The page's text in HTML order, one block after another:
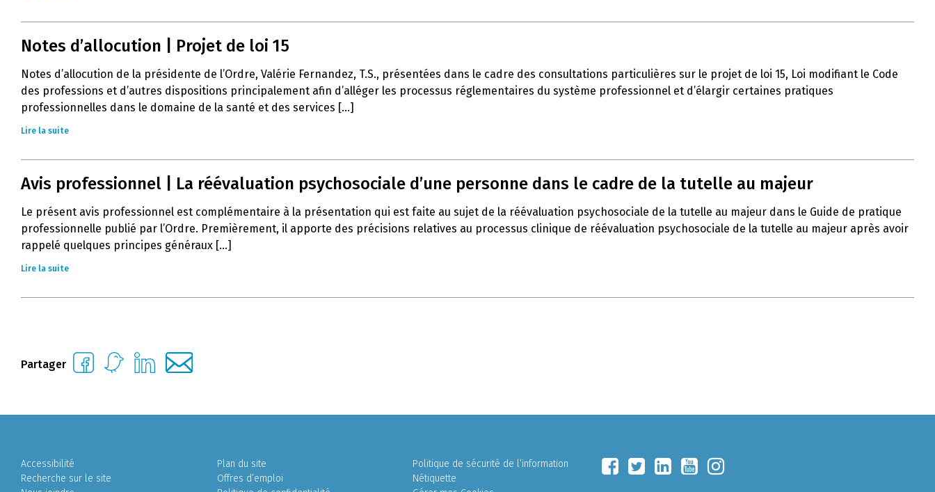
Notes d’allocution | Projet de loi 15
Notes d’allocution de la présidente de l’Ordre, Valérie Fernandez, T.S., présentées dans le cadre des consultations particulières sur le projet de loi 15, Loi modifiant le Code
des professions et d’autres dispositions principalement afin d’alléger les processus réglementaires du système professionnel et d’élargir certaines pratiques
professionnelles dans le domaine de la santé et des services [...]
Lire la suite
Avis professionnel | La réévaluation psychosociale d’une personne dans le cadre de la tutelle au majeur
Le présent avis professionnel est complémentaire à la présentation qui est faite au sujet de la réévaluation psychosociale de la tutelle au majeur dans le Guide de pratique
professionnelle publié par l’Ordre. Premièrement, il apporte des précisions relatives au processus clinique de réévaluation psychosociale de la tutelle au majeur après avoir
rappelé quelques principes généraux [...]
Lire la suite
Partager
Accessibilité
Recherche sur le site
Plan du site
Offres d’emploi
Politique de sécurité de l’information
Nétiquette